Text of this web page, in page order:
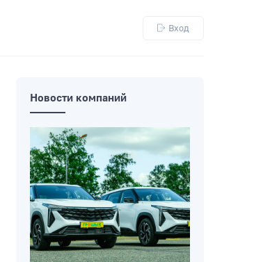
Вход
Новости компаний